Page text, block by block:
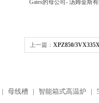
Gates的母公司- 汤姆金斯
上一篇： XPZ850/
母线槽 智能箱式高温炉